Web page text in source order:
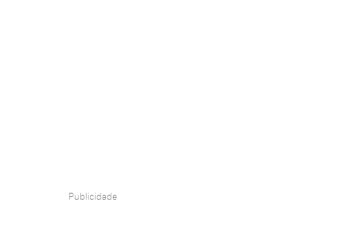
Publicidade